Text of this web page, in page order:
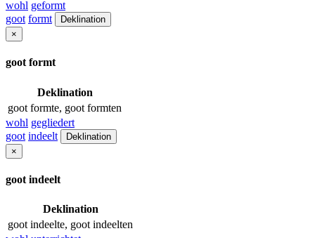
wohl geformt
goot formt
Deklination
×
goot formt
Deklination
goot formte, goot formten
wohl gegliedert
goot indeelt
Deklination
×
goot indeelt
Deklination
goot indeelte, goot indeelten